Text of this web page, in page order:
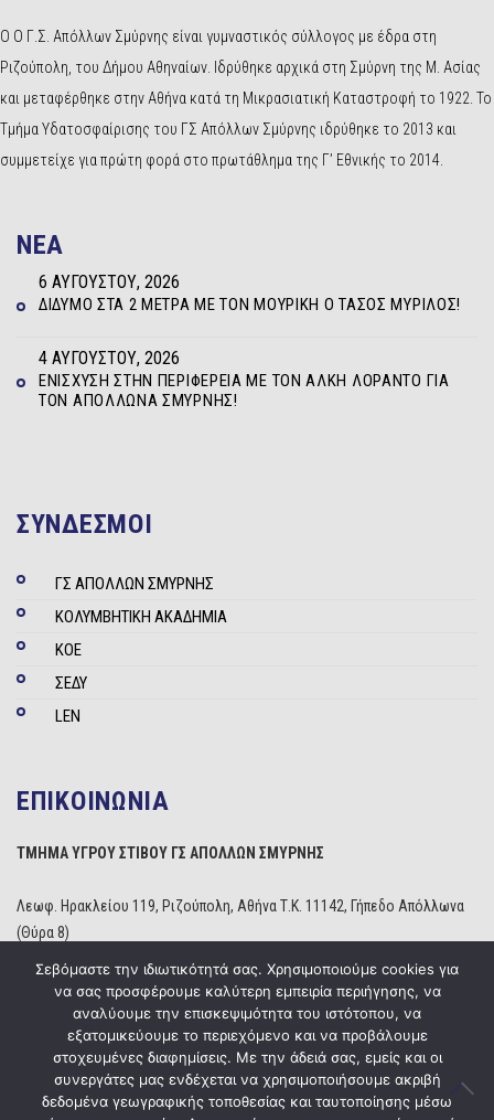
Ο Ο Γ.Σ. Απόλλων Σμύρνης είναι γυμναστικός σύλλογος με έδρα στη
Ριζούπολη, του Δήμου Αθηναίων. Ιδρύθηκε αρχικά στη Σμύρνη της Μ. Ασίας
και μεταφέρθηκε στην Αθήνα κατά τη Μικρασιατική Καταστροφή το 1922. Το
Τμήμα Υδατοσφαίρισης του ΓΣ Απόλλων Σμύρνης ιδρύθηκε το 2013 και
συμμετείχε για πρώτη φορά στο πρωτάθλημα της Γ’ Εθνικής το 2014.
NEA
ΔΊΔΥΜΟ ΣΤΑ 2 ΜΈΤΡΑ ΜΕ ΤΟΝ ΜΟΥΡΊΚΗ Ο ΤΆΣΟΣ ΜΥΡΊΛΟΣ!
6 ΑΥΓΟΎΣΤΟΥ, 2026
ΕΝΊΣΧΥΣΗ ΣΤΗΝ ΠΕΡΙΦΈΡΕΙΑ ΜΕ ΤΟΝ ΆΛΚΗ ΛΟΡΆΝΤΟ ΓΙΑ
ΤΟΝ ΑΠΌΛΛΩΝΑ ΣΜΎΡΝΗΣ!
4 ΑΥΓΟΎΣΤΟΥ, 2026
ΣΥΝΔΕΣΜΟΙ
ΓΣ ΑΠΟΛΛΩΝ ΣΜΥΡΝΗΣ
ΚΟΛΥΜΒΗΤΙΚΗ ΑΚΑΔΗΜΙΑ
ΚΟΕ
ΣΕΔΥ
LEN
ΕΠΙΚΟΙΝΩΝΙΑ
ΤΜΗΜΑ ΥΓΡΟΥ ΣΤΙΒΟΥ ΓΣ ΑΠΟΛΛΩΝ ΣΜΥΡΝΗΣ
Λεωφ. Ηρακλείου 119, Ριζούπολη, Αθήνα Τ.Κ. 11142, Γήπεδο Απόλλωνα
(Θύρα 8)
Τηλέφωνο: 210 2529234
Email:info@apollonwaterpolo.gr
www.apollonwaterpolo.gr
Σεβόμαστε την ιδιωτικότητά σας. Χρησιμοποιούμε cookies για
να σας προσφέρουμε καλύτερη εμπειρία περιήγησης, να
αναλύουμε την επισκεψιμότητα του ιστότοπου, να
εξατομικεύουμε το περιεχόμενο και να προβάλουμε
στοχευμένες διαφημίσεις. Με την άδειά σας, εμείς και οι
συνεργάτες μας ενδέχεται να χρησιμοποιήσουμε ακριβή
δεδομένα γεωγραφικής τοποθεσίας και ταυτοποίησης μέσω